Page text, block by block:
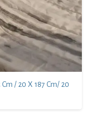
/ 20 X 187 Cm/ 20